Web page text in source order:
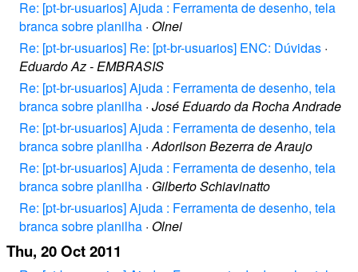
Re: [pt-br-usuarios] Ajuda : Ferramenta de desenho, tela
branca sobre planilha · Olnei
Re: [pt-br-usuarios] Re: [pt-br-usuarios] ENC: Dúvidas ·
Eduardo Az - EMBRASIS
Re: [pt-br-usuarios] Ajuda : Ferramenta de desenho, tela
branca sobre planilha · José Eduardo da Rocha Andrade
Re: [pt-br-usuarios] Ajuda : Ferramenta de desenho, tela
branca sobre planilha ·Adorilson Bezerra de Araujo
Re: [pt-br-usuarios] Ajuda : Ferramenta de desenho, tela
branca sobre planilha · Gilberto Schiavinatto
Re: [pt-br-usuarios] Ajuda : Ferramenta de desenho, tela
branca sobre planilha · Olnei
Thu, 20 Oct 2011